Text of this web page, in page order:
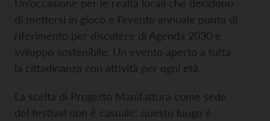
Un’occasione per le realtà locali che decidono
di mettersi in gioco e l’evento annuale punto di
riferimento per discutere di Agenda 2030 e
sviluppo sostenibile. Un evento aperto a tutta
la cittadinanza con attività per ogni età.
La scelta di Progetto Manifattura come sede
del festival non è casuale: questo luogo è